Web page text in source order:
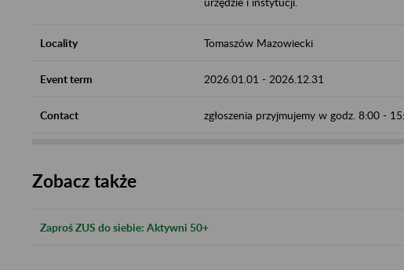
Locality Tomaszów Mazowiecki
Event term 2026.01.01 - 2026.12.31
Contact zgłoszenia przyjmujemy w godz. 8:00 -
Zobacz także
Zaproś ZUS do siebie: Aktywni 50+